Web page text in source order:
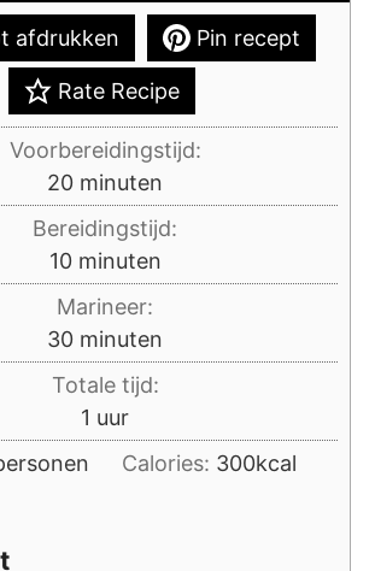
afdrukken Pin recept
Rate Recipe
Voorbereidingstijd:
20minuten
minuten
Bereidingstijd:
10minuten
minuten
Marineer:
30minuten
minuten
Totale tijd:
1 uur
uur
Calories: 300kcal